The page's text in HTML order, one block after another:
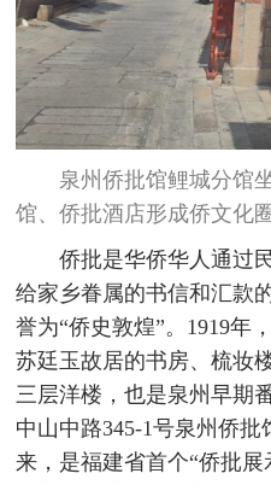
泉州侨批馆鲤城分馆
馆、侨批酒店形成侨文化圈
侨批是华侨华人通过
给家乡眷属的书信和汇款
誉为“侨史敦煌”。1919年
苏廷玉故居的书房、梳妆
三层洋楼，也是泉州早期
中山中路345-1号泉州侨
来，是福建省首个“侨批